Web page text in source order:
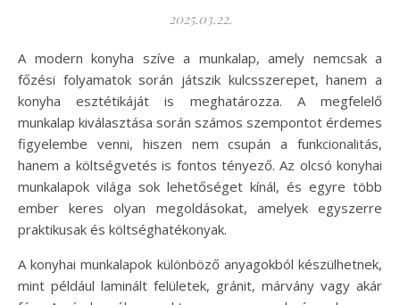
2025.03.22.
A modern konyha szíve a munkalap, amely nemcsak a
főzési folyamatok során játszik kulcsszerepet, hanem a
konyha esztétikáját is meghatározza. A megfelelő
munkalap kiválasztása során számos szempontot érdemes
figyelembe venni, hiszen nem csupán a funkcionalitás,
hanem a költségvetés is fontos tényező. Az olcsó konyhai
munkalapok világa sok lehetőséget kínál, és egyre több
ember keres olyan megoldásokat, amelyek egyszerre
praktikusak és költséghatékonyak.
A konyhai munkalapok különböző anyagokból készülhetnek,
mint például laminált felületek, gránit, márvány vagy akár